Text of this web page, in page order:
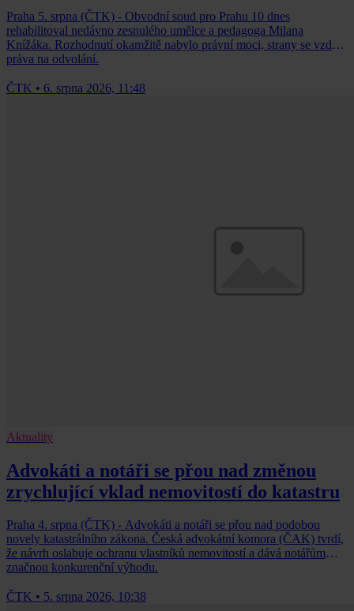
Praha 5. srpna (ČTK) - Obvodní soud pro Prahu 10 dnes
rehabilitoval nedávno zesnulého umělce a pedagoga Milana
Knížáka. Rozhodnutí okamžitě nabylo právní moci, strany se vzdaly
práva na odvolání.
ČTK • 6. srpna 2026, 11:48
Aktuality
Advokáti a notáři se přou nad změnou
zrychlující vklad nemovitostí do katastru
Praha 4. srpna (ČTK) - Advokáti a notáři se přou nad podobou
novely katastrálního zákona. Česká advokátní komora (ČAK) tvrdí,
že návrh oslabuje ochranu vlastníků nemovitostí a dává notářům
značnou konkurenční výhodu.
ČTK • 5. srpna 2026, 10:38